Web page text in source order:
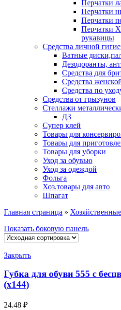
Перчатки
Перчатки
Перчатки
Перчатки
рукавицы
Средства личной
Ватные
Дезодоранты,
Средства для
Средства
Средства по
Средства от грызунов
Стеллажи
Д3
Супер клей
Товары для
Товары для
Товары для уборки
Уход за обувью
Уход за одеждой
Фольга
Хоз.товары для авто
Шпагат
Главная страница »
Показать боковую панель
Закрыть
Губка для обуви 555 с
(х144)
24.48 ₽